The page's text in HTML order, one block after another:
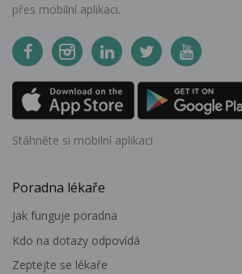
přes mobilní aplikaci.
Stáhněte si mobilní aplikaci
Poradna lékaře
Jak funguje poradna
Kdo na dotazy odpovídá
Zeptejte se lékaře